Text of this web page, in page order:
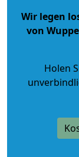
Wir legen
von
Holen